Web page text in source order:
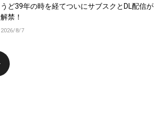
うど39年の時を経てついにサブスクとDL配信が
解禁！
2026/8/7